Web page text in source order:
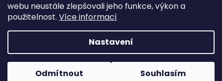
webu neustále zlepšovali jeho funkce, výkon a
použitelnost. Více informací
Nastavení
Odmítnout Souhlasím
Vytvořil Shoptet
Copyright 2026DAVIDOFF-CZECH. Všechna práva
vyhrazena.Upravit nastavení cookies